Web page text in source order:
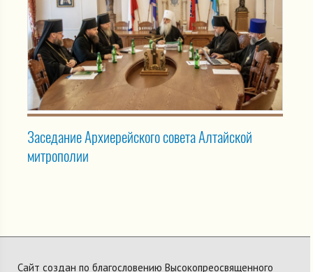
Заседание Архиерейского совета Алтайской
митрополии
Сайт создан по благословению Высокопреосвященного